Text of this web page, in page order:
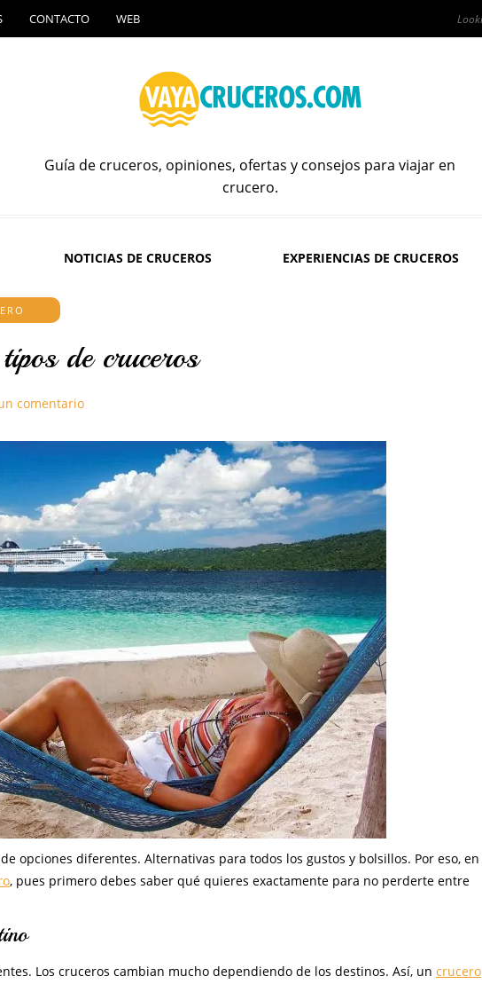
CONTACTO WEB
Guía de cruceros, opiniones, ofertas y consejos para viajar en
crucero.
NOTICIAS DE CRUCEROS EXPERIENCIAS DE CRUCEROS
de cruceros
comentario
opciones diferentes. Alternativas para todos los gustos y bolsillos. Por eso, en
, pues primero debes saber qué quieres exactamente para no perderte entre
Los cruceros cambian mucho dependiendo de los destinos. Así, un crucero